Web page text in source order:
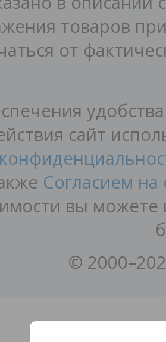
товаров
от
сайт
Согласием
вы можете
©